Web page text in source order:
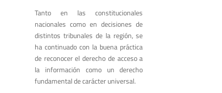
Tanto en las constitucionales
nacionales como en decisiones de
distintos tribunales de la región, se
ha continuado con la buena práctica
de reconocer el derecho de acceso a
la información como un derecho
fundamental de carácter universal.